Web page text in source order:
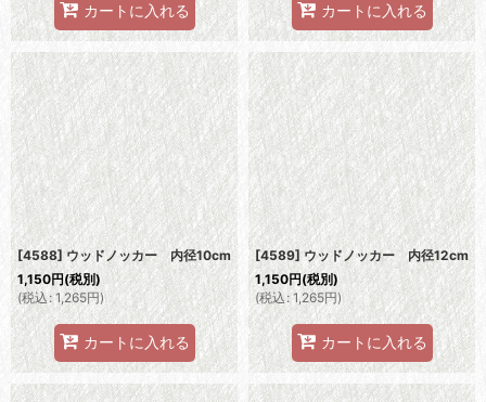
カートに入れる カートに入れる
[4588] ウッドノッカー 内径10cm
1,150円(税別)
(税込: 1,265円)
カートに入れる
[4589] ウッドノッカー 内径12cm
1,150円(税別)
(税込 : 1,265円)
カートに入れる